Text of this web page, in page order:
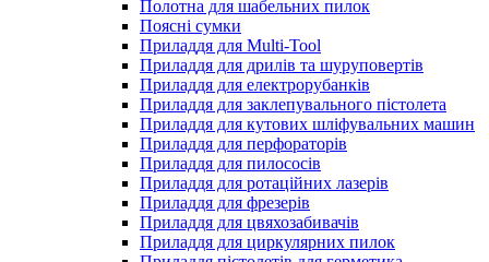
Полотна для шабельних пилок
Поясні сумки
Приладдя для Multi-Tool
Приладдя для дрилів та шуруповертів
Приладдя для електрорубанків
Приладдя для заклепувального пістолета
Приладдя для кутових шліфувальних машин
Приладдя для перфораторів
Приладдя для пилососів
Приладдя для ротаційних лазерів
Приладдя для фрезерів
Приладдя для цвяхозабивачів
Приладдя для циркулярних пилок